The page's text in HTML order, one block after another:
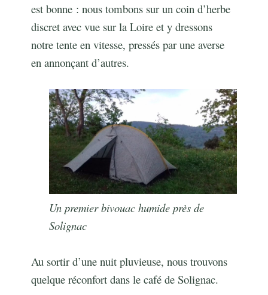
est bonne : nous tombons sur un coin d’herbe
discret avec vue sur la Loire et y dressons
notre tente en vitesse, pressés par une averse
en annonçant d’autres.
Un premier bivouac humide près de
Solignac
Au sortir d’une nuit pluvieuse, nous trouvons
quelque réconfort dans le café de Solignac.